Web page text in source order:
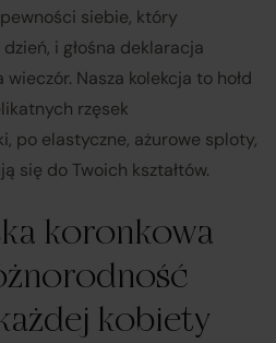
siebie, który
i głośna deklaracja
Nasza kolekcja to hołd
rzęsek
po elastyczne, ażurowe sploty,
się do Twoich kształtów.
koronkowa
kobiety